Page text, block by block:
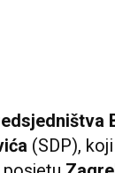
(SDP),